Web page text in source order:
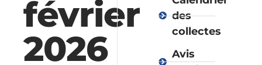
février
2026
des
collectes
Avis